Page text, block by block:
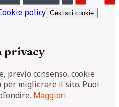
policy Gestisci cookie
privacy
previo consenso, cookie
per migliorare il sito. Puoi
Maggiori